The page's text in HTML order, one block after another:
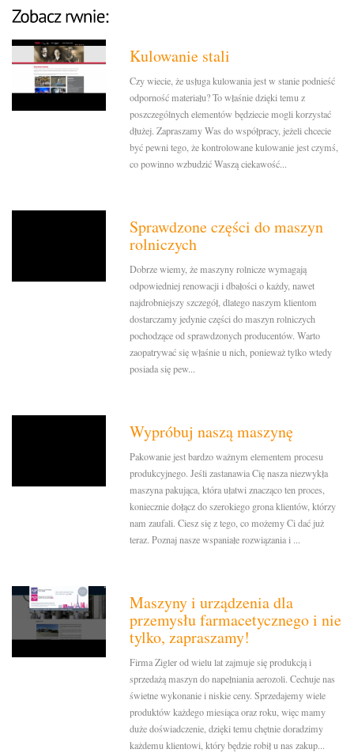
Kulowanie stali
Czy wiecie, że usługa kulowania jest w stanie podnieść
odporność materiału? To właśnie dzięki temu z
poszczególnych elementów będziecie mogli korzystać
dłużej. Zapraszamy Was do współpracy, jeżeli chcecie
być pewni tego, że kontrolowane kulowanie jest czymś,
co powinno wzbudzić Waszą ciekawość...
Sprawdzone części do maszyn
rolniczych
Dobrze wiemy, że maszyny rolnicze wymagają
odpowiedniej renowacji i dbałości o każdy, nawet
najdrobniejszy szczegół, dlatego naszym klientom
dostarczamy jedynie części do maszyn rolniczych
pochodzące od sprawdzonych producentów. Warto
zaopatrywać się właśnie u nich, ponieważ tylko wtedy
posiada się pew...
Wypróbuj naszą maszynę
Pakowanie jest bardzo ważnym elementem procesu
produkcyjnego. Jeśli zastanawia Cię nasza niezwykła
maszyna pakująca, która ułatwi znacząco ten proces,
koniecznie dołącz do szerokiego grona klientów, którzy
nam zaufali. Ciesz się z tego, co możemy Ci dać już
teraz. Poznaj nasze wspaniałe rozwiązania i ...
Maszyny i urządzenia dla
przemysłu farmacetycznego i nie
tylko, zapraszamy!
Firma Zigler od wielu lat zajmuje się produkcją i
sprzedażą maszyn do napełniania aerozoli. Cechuje nas
świetne wykonanie i niskie ceny. Sprzedajemy wiele
produktów każdego miesiąca oraz roku, więc mamy
duże doświadczenie, dzięki temu chętnie doradzimy
każdemu klientowi, który będzie robił u nas zakup...